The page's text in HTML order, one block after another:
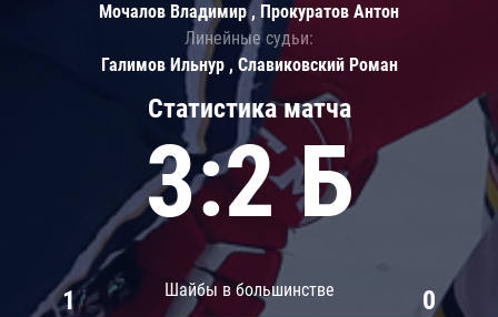
Статистика матча
3:2 Б
Шайбы в большинстве
1 0
Мочалов Владимир , Прокуратов Антон
Линейные судьи:
Галимов Ильнур , Славиковский Роман